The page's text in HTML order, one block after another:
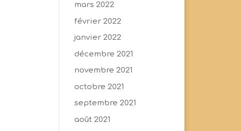
mars 2022
février 2022
janvier 2022
décembre 2021
novembre 2021
octobre 2021
septembre 2021
août 2021